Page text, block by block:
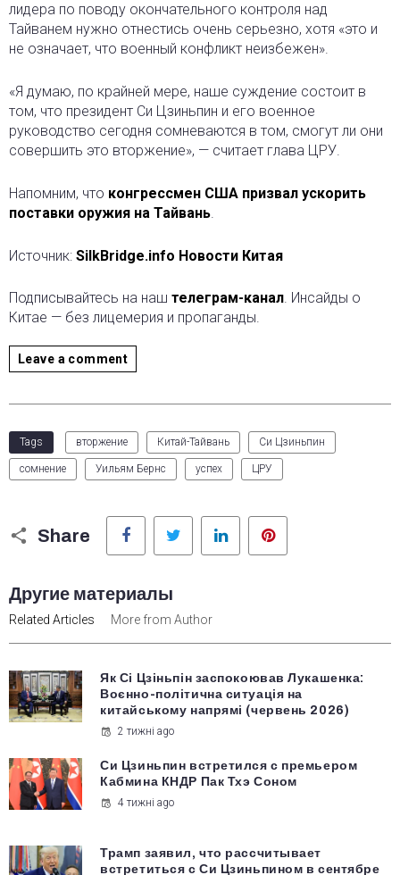
лидера по поводу окончательного контроля над
Тайванем нужно отнестись очень серьезно, хотя «это и
не означает, что военный конфликт неизбежен».
«Я думаю, по крайней мере, наше суждение состоит в
том, что президент Си Цзиньпин и его военное
руководство сегодня сомневаются в том, смогут ли они
совершить это вторжение», — считает глава ЦРУ.
Напомним, что конгрессмен США призвал ускорить
поставки оружия на Тайвань.
Источник: SilkBridge.info Новости Китая
Подписывайтесь на наш телеграм-канал. Инсайды о
Китае — без лицемерия и пропаганды.
Leave a comment
Tags вторжение Китай-Тайвань Си Цзиньпин
сомнение Уильям Бернс успех ЦРУ
Share
Facebook Twitter LinkedIn
Другие материалы
Related Articles More from Author
Як Сі Цзіньпін заспокоював Лукашенка:
Воєнно-політична ситуація на
китайському напрямі (червень 2026)
2 тижні ago
Си Цзиньпин встретился с премьером
Кабмина КНДР Пак Тхэ Соном
4 тижні ago
Трамп заявил, что рассчитывает
встретиться с Си Цзиньпином в сентябре